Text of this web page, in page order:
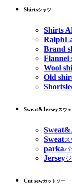
Shirtsシャツ
Shirts
Brand
Flannel
Wool
Old
Sweat&Jerseyスウ
Sweat
parkaパ
Jersey
Cut sewカットソー